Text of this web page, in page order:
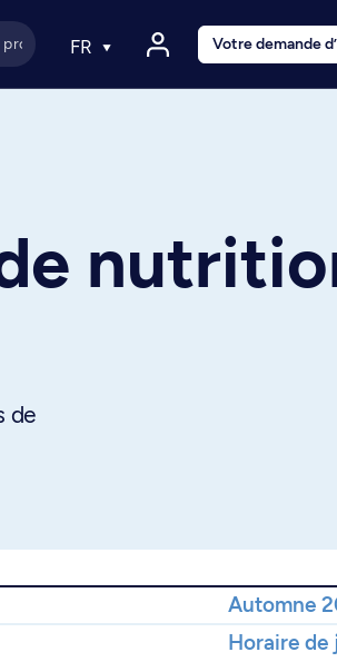
FR Votre demande
de
Automne
Horaire de